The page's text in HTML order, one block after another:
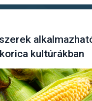
kultúrákban